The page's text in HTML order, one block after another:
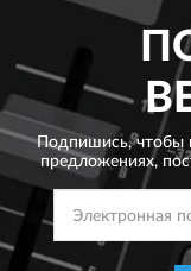
Подпишись, чтобы
предложениях,